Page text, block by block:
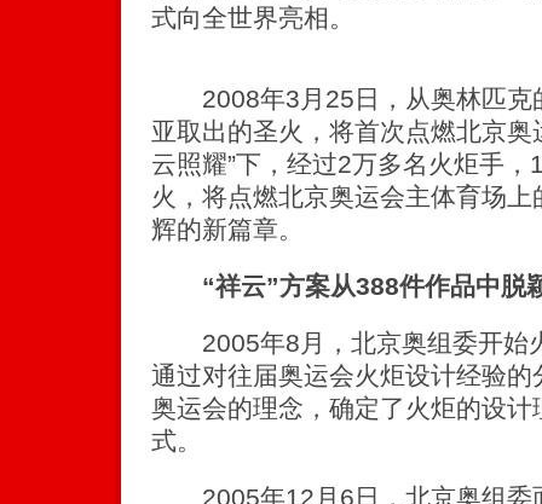
式向全世界亮相。
2008年3月25日，从奥林匹克
亚取出的圣火，将首次点燃北京奥
云照耀”下，经过2万多名火炬手，
火，将点燃北京奥运会主体育场
辉的新篇章。
“祥云”方案从388件作品中脱
2005年8月，北京奥组委开始
通过对往届奥运会火炬设计经验
奥运会的理念，确定了火炬的设
式。
2005年12月6日，北京奥组委